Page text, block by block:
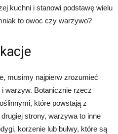
kuchni i stanowi podstawę wielu
to owoc czy warzywo?
musimy najpierw zrozumieć
warzyw. Botanicznie rzecz
które powstają z
strony, warzywa to inne
korzenie lub bulwy, które są